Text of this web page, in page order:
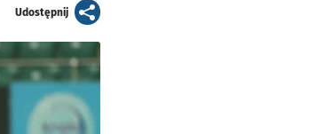
Udostępnijartykuł